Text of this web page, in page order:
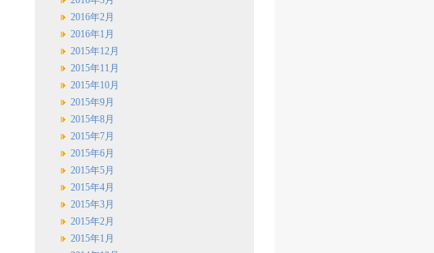
2016年2月
2016年1月
2015年12月
2015年11月
2015年10月
2015年9月
2015年8月
2015年7月
2015年6月
2015年5月
2015年4月
2015年3月
2015年2月
2015年1月